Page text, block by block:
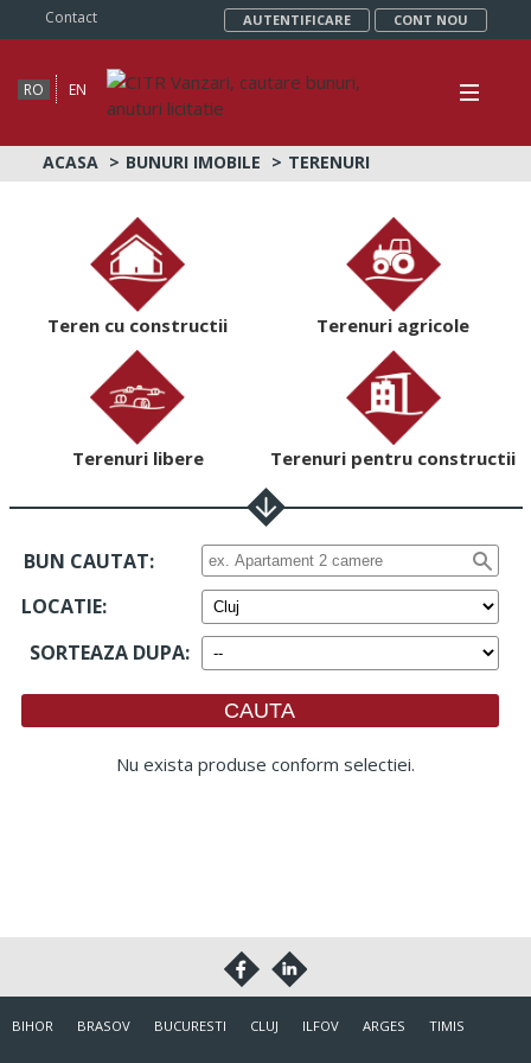
Contact AUTENTIFICARE CONT NOU
RO EN
ACASA BUNURI IMOBILE TERENURI
Teren cu constructii Terenuri agricole
Terenuri libere Terenuri pentru constructii
BUN CAUTAT:
LOCATIE:
SORTEAZA DUPA:
Nu exista produse conform selectiei.
BIHOR BRASOV BUCURESTI CLUJ ILFOV ARGES TIMIS